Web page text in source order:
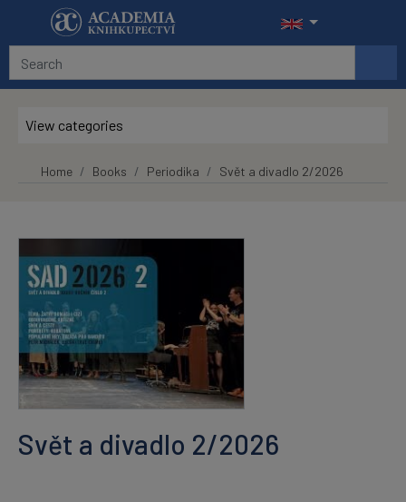
Skip to main content
View categories
Home Books Periodika Svět a divadlo 2/2026
Svět a divadlo 2/2026